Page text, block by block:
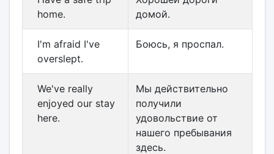
home.
домой.
I'm afraid I've
overslept.
Боюсь, я проспал.
We've really
enjoyed our stay
here.
Мы действительно
получили
удовольствие от
нашего пребывания
здесь.